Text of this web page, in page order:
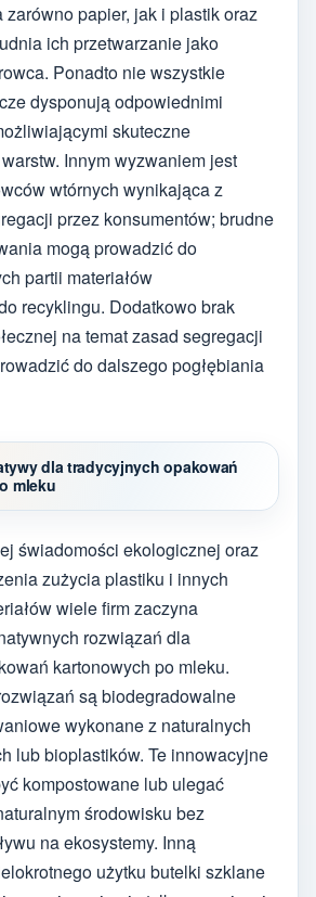
zarówno papier, jak i plastik oraz
ich przetwarzanie jako
Ponadto nie wszystkie
dysponują odpowiednimi
skuteczne
Innym wyzwaniem jest
wtórnych wynikająca z
przez konsumentów; brudne
mogą prowadzić do
partii materiałów
recyklingu. Dodatkowo brak
na temat zasad segregacji
do dalszego pogłębiania
dla tradycyjnych opakowań
mleku
świadomości ekologicznej oraz
zużycia plastiku i innych
wiele firm zaczyna
rozwiązań dla
kartonowych po mleku.
są biodegradowalne
wykonane z naturalnych
lub bioplastików. Te innowacyjne
kompostowane lub ulegać
środowisku bez
na ekosystemy. Inną
użytku butelki szklane